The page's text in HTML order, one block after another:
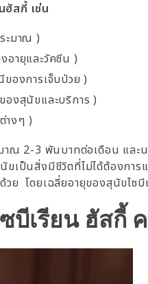
ฮัสกี้ เช่น
ะมาณ )
อายุและวัคซีน )
องการเจ็บป่วย )
องสุนัขและบริการ )
างๆ )
าณ 2-3 พันบาทต่อเดือน แ
ขเป็นสิ่งมีชีวิตที่ไม่ได้ต้องกา
ย โดยเฉลี่ยอายุของสุนัขไซ
บีเรียน ฮัสกี้